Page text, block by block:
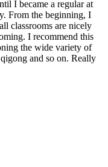
I became a regular at
From the beginning, I
classrooms are nicely
I recommend this
the wide variety of
and so on. Really